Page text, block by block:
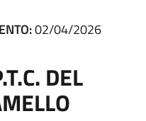
02/04/2026
DEL